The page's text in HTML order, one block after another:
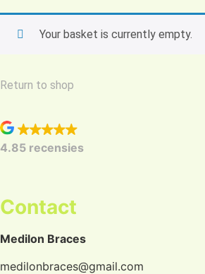
Your basket is currently empty.
Return to shop
4.85 recensies
Contact
Medilon Braces
medilonbraces@gmail.com